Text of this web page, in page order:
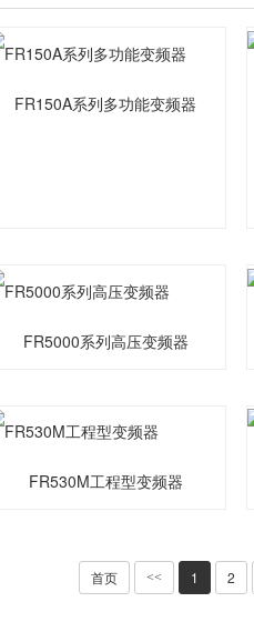
FR150A系列多功能变频器
FR5000系列高压变频器
FR530M工程型变频器
首页 << 1 2